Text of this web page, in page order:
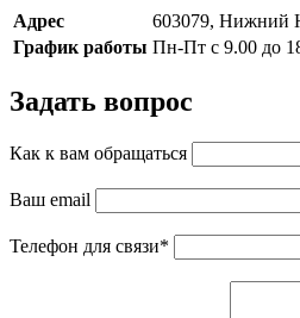
Адрес
603079, Нижний
График работы Пн-Пт с 9.00 до
Задать вопрос
Как к вам обращаться
Ваш email
Телефон для связи*